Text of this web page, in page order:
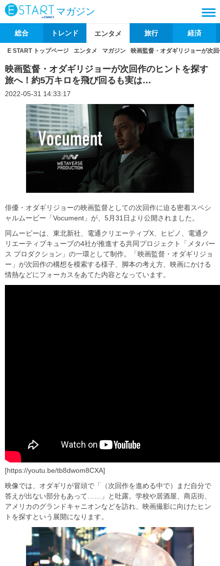
マガジン
総合 トレンド エンタメ 旅行 経済
E START トップページ エンタメ マガジン 映画監督・オダギリジョーが次
映画監督・オダギリジョーが次回作のヒントを探す
旅へ！約5万キロを飛び回るも実は…
2022-05-31 14:33:17
俳優・オダギリジョーの映画監督としての次回作に迫る密着スペシ
ャルムービー「Vocument」が、5月31日より公開されました。
同ムービーは、東北新社、電通クリエーティブX、ヒビノ、電通ク
リエーティブキューブの4社が推進する共同プロジェクト「メタバー
ス プロダクション」の一環として制作。「映画監督・オダギリジョ
ー」が次回作の構想を模索する様子、脚本の考え方、映画にかける
情熱などにフォーカスをあてた内容となっています。
[https://youtu.be/tb8dwom8CXA]
映像では、オダギリが冒頭で「（次回作を進める中で）まだ自分で
答えが出ない部分もあって……」と吐露。学校や居酒屋、商店街、
アメリカのグランドキャニオンなどを訪れ、映画撮影に向けたヒン
トを探すという展開になります。